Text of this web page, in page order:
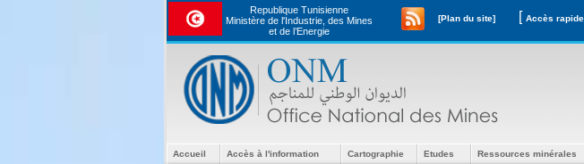
Republique Tunisienne
Ministère de l'Industrie, des Mines
et de l’Energie
[Plan du site] [
Accueil Accès à l'information Cartographie Etudes Ressources minérales